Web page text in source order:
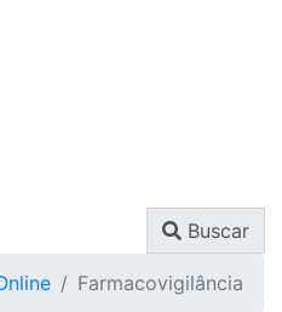
Buscar
Farmacovigilância